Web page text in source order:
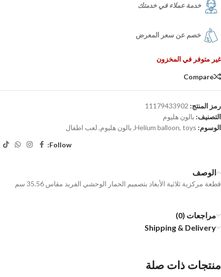
خدمة عملاء في خدمتك
خصم عن سعر المعرض
غير متوفر في المخزون
Compare
رمز المنتج: 11179433902
التصنيف: بالون هليوم
الوسوم:
Helium balloon, toys
, بالون هليوم, لعب اطفال
Follow:
الوصف
قطعة مركزية ثلاثية الأبعاد بتصميم الحمار الوحشي الفريد مقاس 35.56 سم
مراجعات (0)
Shipping & Delivery
منتجات ذات صلة